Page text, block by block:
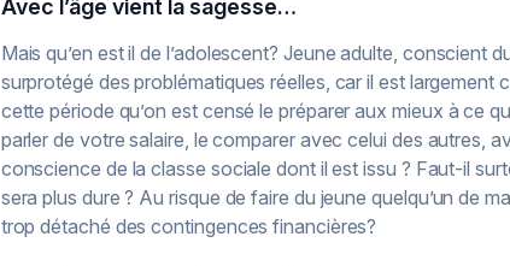
Avec l’âge vient la sagesse…
Mais qu’en est il de l’adolescent? Jeune adulte, conscient
surprotégé des problématiques réelles, car il est largement
cette période qu’on est censé le préparer aux mieux à ce
parler de votre salaire, le comparer avec celui des autres,
conscience de la classe sociale dont il est issu ? Faut-il
sera plus dure ? Au risque de faire du jeune quelqu’un de
trop détaché des contingences financières?